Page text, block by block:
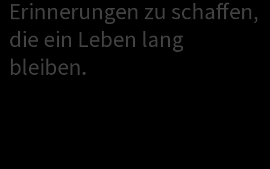
Erinnerungen zu schafen,
die ein Leben lang
bleiben.